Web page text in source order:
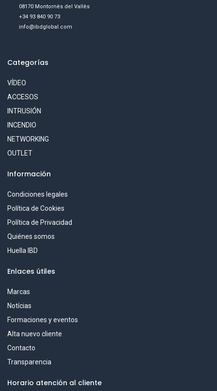
08170 Montornès del Vallès
+34 93 840 90 73
info@ibdglobal.com
Categorías
VÍDEO
ACCESOS
INTRUSIÓN
INCENDIO
NETWORKING
OUTLET
Información
Condiciones legales
Política de Cookies
Política de Privacidad
Quiénes somos
Huella IBD
Enlaces útiles
Marcas
Notícias
Formaciones y eventos
Alta nuevo cliente
Contacto
Transparencia
Horario atención al cliente